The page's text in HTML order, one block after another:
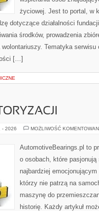
życiowej. Jest to portal, w
dotyczące działalności
środków, prowadzenia
Tematyka
[…]
- 2026 MOŻLIWOŚĆ
AutomotiveBearings.pl to
o osobach, które
najbardziej
którzy nie patrzą na
maszynę do
historię. Każdy artykuł